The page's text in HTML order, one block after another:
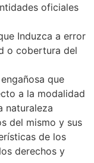
oficiales
Induzca a error
o cobertura del
que
a la modalidad
naturaleza
del mismo y sus
de los
derechos y